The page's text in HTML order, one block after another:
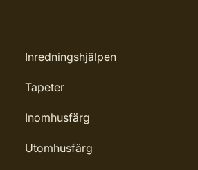
Inredningshjälpen
Tapeter
Inomhusfärg
Utomhusfärg